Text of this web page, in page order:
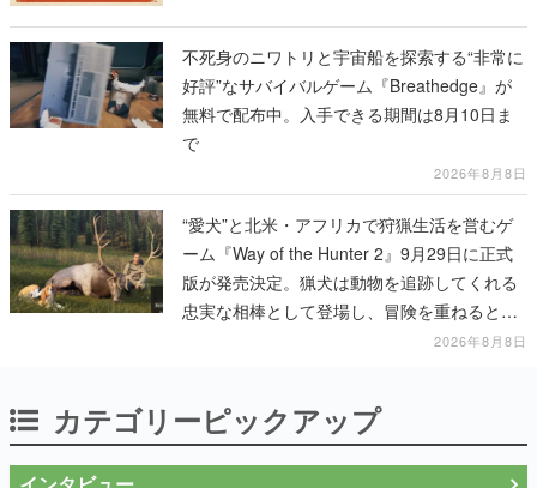
不死身のニワトリと宇宙船を探索する“非常に
好評”なサバイバルゲーム『Breathedge』が
無料で配布中。入手できる期間は8月10日ま
で
2026年8月8日
“愛犬”と北米・アフリカで狩猟生活を営むゲ
ーム『Way of the Hunter 2』9月29日に正式
版が発売決定。猟犬は動物を追跡してくれる
忠実な相棒として登場し、冒険を重ねると成
2026年8月8日
カテゴリーピックアップ